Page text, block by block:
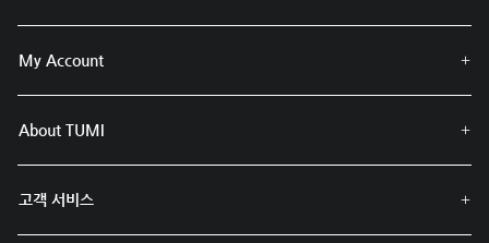
My Account
About TUMI
고객 서비스